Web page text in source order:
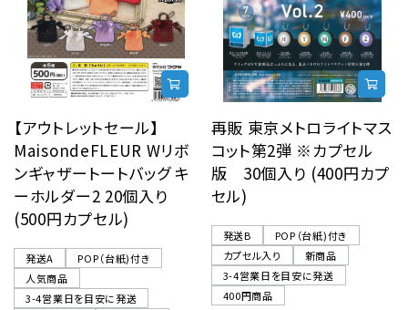
【アウトレットセール】
MaisondeFLEUR Wリボ
ンギャザートートバッグ キ
ーホルダー2 20個入り
(500円カプセル)
発送A
POP（台紙)付き
人気商品
3-4営業日を目安に発送
再販 東京メトロライトマス
コット第2弾 ※カプセル
版 30個入り (400円カプ
セル)
発送B
POP（台紙)付き
カプセル入り
新商品
3-4営業日を目安に発送
400円商品